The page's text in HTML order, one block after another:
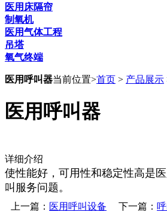
医用床隔帘
制氧机
医用气体工程
吊塔
氧气终端
医用呼叫器当前位置>首页 > 产品展示
医用呼叫器
详细介绍
使性能好，可用性和稳定性高是
叫服务问题。
上一篇： 医用呼叫设备 下一篇：